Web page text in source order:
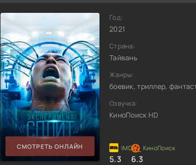
СМОТРЕТЬ ОНЛАЙН
Год:
2021
Страна:
Тайвань
Жанры:
боевик, триллер,
Озвучка:
КиноПоиск HD
5.3 6.3